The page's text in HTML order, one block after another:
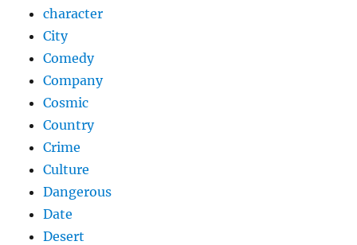
character
City
Comedy
Company
Cosmic
Country
Crime
Culture
Dangerous
Date
Desert